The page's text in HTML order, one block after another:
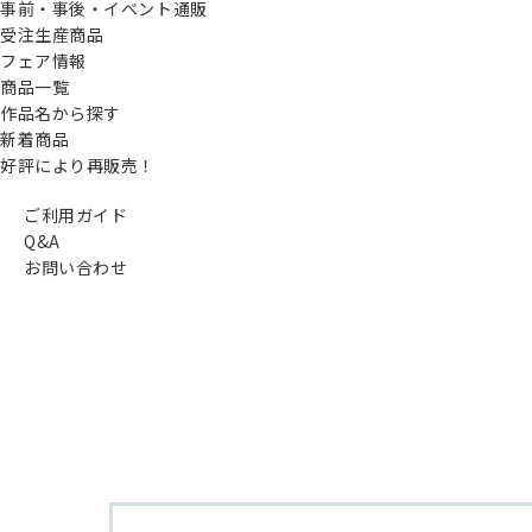
事前・事後・イベント通販
受注生産商品
フェア情報
商品一覧
作品名から探す
新着商品
好評により再販売！
ご利用ガイド
Q&A
お問い合わせ